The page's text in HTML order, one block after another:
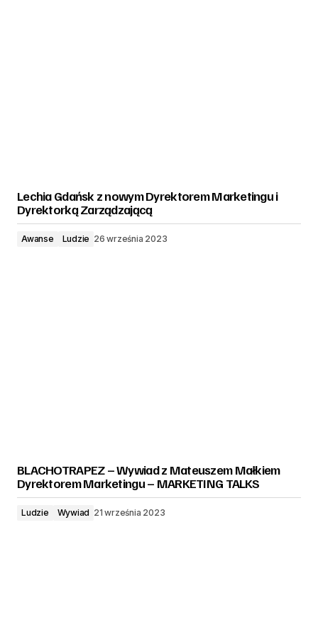
Lechia Gdańsk z nowym Dyrektorem Marketingu i
Dyrektorką Zarządzającą
Awanse Ludzie 26 września 2023
BLACHOTRAPEZ – Wywiad z Mateuszem Małkiem
Dyrektorem Marketingu – MARKETING TALKS
Ludzie Wywiad 21 września 2023